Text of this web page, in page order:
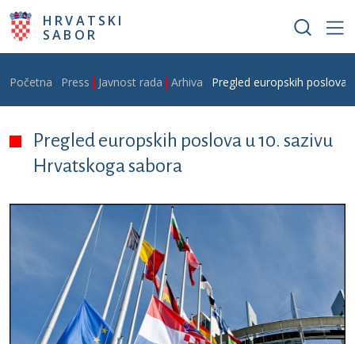
Skoči na glavni sadržaj
HRVATSKI
SABOR
Breadcrumb
Početna Press Javnost rada Arhiva Pregled europskih poslova
Pregled europskih poslova u 10. sazivu
Hrvatskoga sabora